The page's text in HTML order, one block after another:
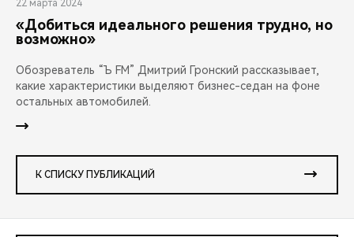
22 марта 2024
«Добиться идеального решения трудно, но
возможно»
Обозреватель “Ъ FM” Дмитрий Гронский рассказывает,
какие характеристики выделяют бизнес-седан на фоне
остальных автомобилей.
К СПИСКУ ПУБЛИКАЦИЙ